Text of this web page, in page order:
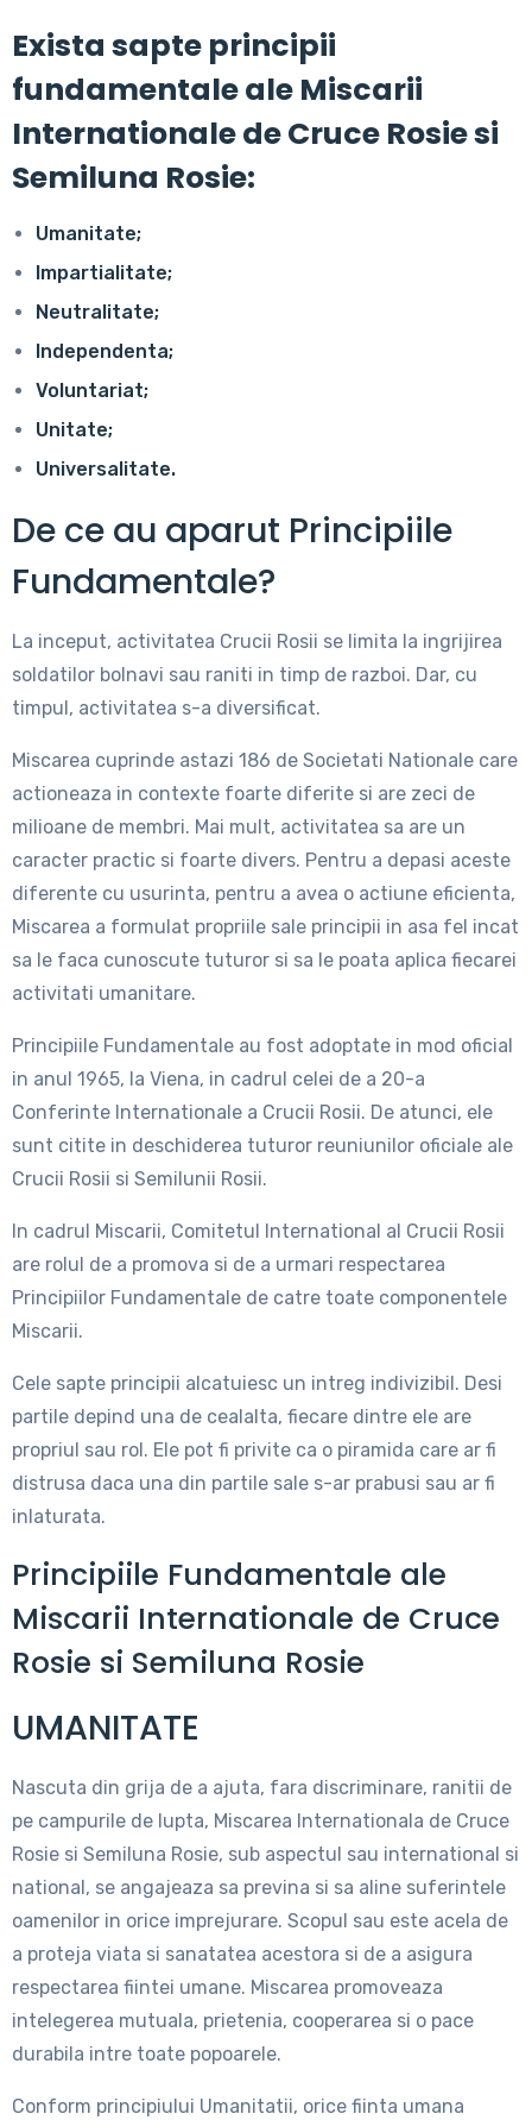
Exista sapte principii
fundamentale ale Miscarii
Internationale de Cruce Rosie si
Semiluna Rosie:
Umanitate;
Impartialitate;
Neutralitate;
Independenta;
Voluntariat;
Unitate;
Universalitate.
De ce au aparut Principiile
Fundamentale?
La inceput, activitatea Crucii Rosii se limita la ingrijirea
soldatilor bolnavi sau raniti in timp de razboi. Dar, cu
timpul, activitatea s-a diversificat.
Miscarea cuprinde astazi 186 de Societati Nationale care
actioneaza in contexte foarte diferite si are zeci de
milioane de membri. Mai mult, activitatea sa are un
caracter practic si foarte divers. Pentru a depasi aceste
diferente cu usurinta, pentru a avea o actiune eficienta,
Miscarea a formulat propriile sale principii in asa fel incat
sa le faca cunoscute tuturor si sa le poata aplica fiecarei
activitati umanitare.
Principiile Fundamentale au fost adoptate in mod oficial
in anul 1965, la Viena, in cadrul celei de a 20-a
Conferinte Internationale a Crucii Rosii. De atunci, ele
sunt citite in deschiderea tuturor reuniunilor oficiale ale
Crucii Rosii si Semilunii Rosii.
In cadrul Miscarii, Comitetul International al Crucii Rosii
are rolul de a promova si de a urmari respectarea
Principiilor Fundamentale de catre toate componentele
Miscarii.
Cele sapte principii alcatuiesc un intreg indivizibil. Desi
partile depind una de cealalta, fiecare dintre ele are
propriul sau rol. Ele pot fi privite ca o piramida care ar fi
distrusa daca una din partile sale s-ar prabusi sau ar fi
inlaturata.
Principiile Fundamentale ale
Miscarii Internationale de Cruce
Rosie si Semiluna Rosie
UMANITATE
Nascuta din grija de a ajuta, fara discriminare, ranitii de
pe campurile de lupta, Miscarea Internationala de Cruce
Rosie si Semiluna Rosie, sub aspectul sau international si
national, se angajeaza sa previna si sa aline suferintele
oamenilor in orice imprejurare. Scopul sau este acela de
a proteja viata si sanatatea acestora si de a asigura
respectarea fiintei umane. Miscarea promoveaza
intelegerea mutuala, prietenia, cooperarea si o pace
durabila intre toate popoarele.
Conform principiului Umanitatii, orice fiinta umana